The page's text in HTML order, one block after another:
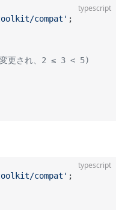
typescript
compat' ;
更され、2 ≤ 3 < 5)
typescript
compat' ;